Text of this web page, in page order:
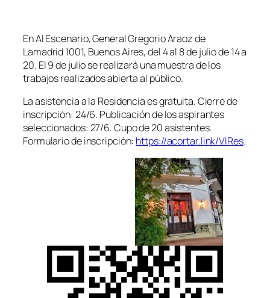
En Al Escenario, General Gregorio Araoz de
Lamadrid 1001, Buenos Aires, del 4 al 8 de julio de 14 a
20. El 9 de julio se realizará una muestra de los
trabajos realizados abierta al público.
La asistencia a la Residencia es gratuita. Cierre de
inscripción: 24/6. Publicación de los aspirantes
seleccionados: 27/6. Cupo de 20 asistentes.
Formulario de inscripción: https://acortar.link/VIRes.